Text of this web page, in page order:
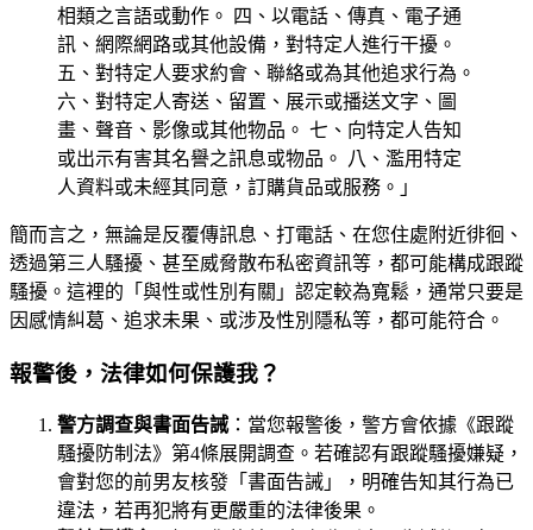
相類之言語或動作。 四、以電話、傳真、電子通
訊、網際網路或其他設備，對特定人進行干擾。
五、對特定人要求約會、聯絡或為其他追求行為。
六、對特定人寄送、留置、展示或播送文字、圖
畫、聲音、影像或其他物品。 七、向特定人告知
或出示有害其名譽之訊息或物品。 八、濫用特定
人資料或未經其同意，訂購貨品或服務。」
簡而言之，無論是反覆傳訊息、打電話、在您住處附近徘徊、
透過第三人騷擾、甚至威脅散布私密資訊等，都可能構成跟蹤
騷擾。這裡的「與性或性別有關」認定較為寬鬆，通常只要是
因感情糾葛、追求未果、或涉及性別隱私等，都可能符合。
報警後，法律如何保護我？
警方調查與書面告誡：當您報警後，警方會依據《跟蹤
騷擾防制法》第4條展開調查。若確認有跟蹤騷擾嫌疑，
會對您的前男友核發「書面告誡」，明確告知其行為已
違法，若再犯將有更嚴重的法律後果。